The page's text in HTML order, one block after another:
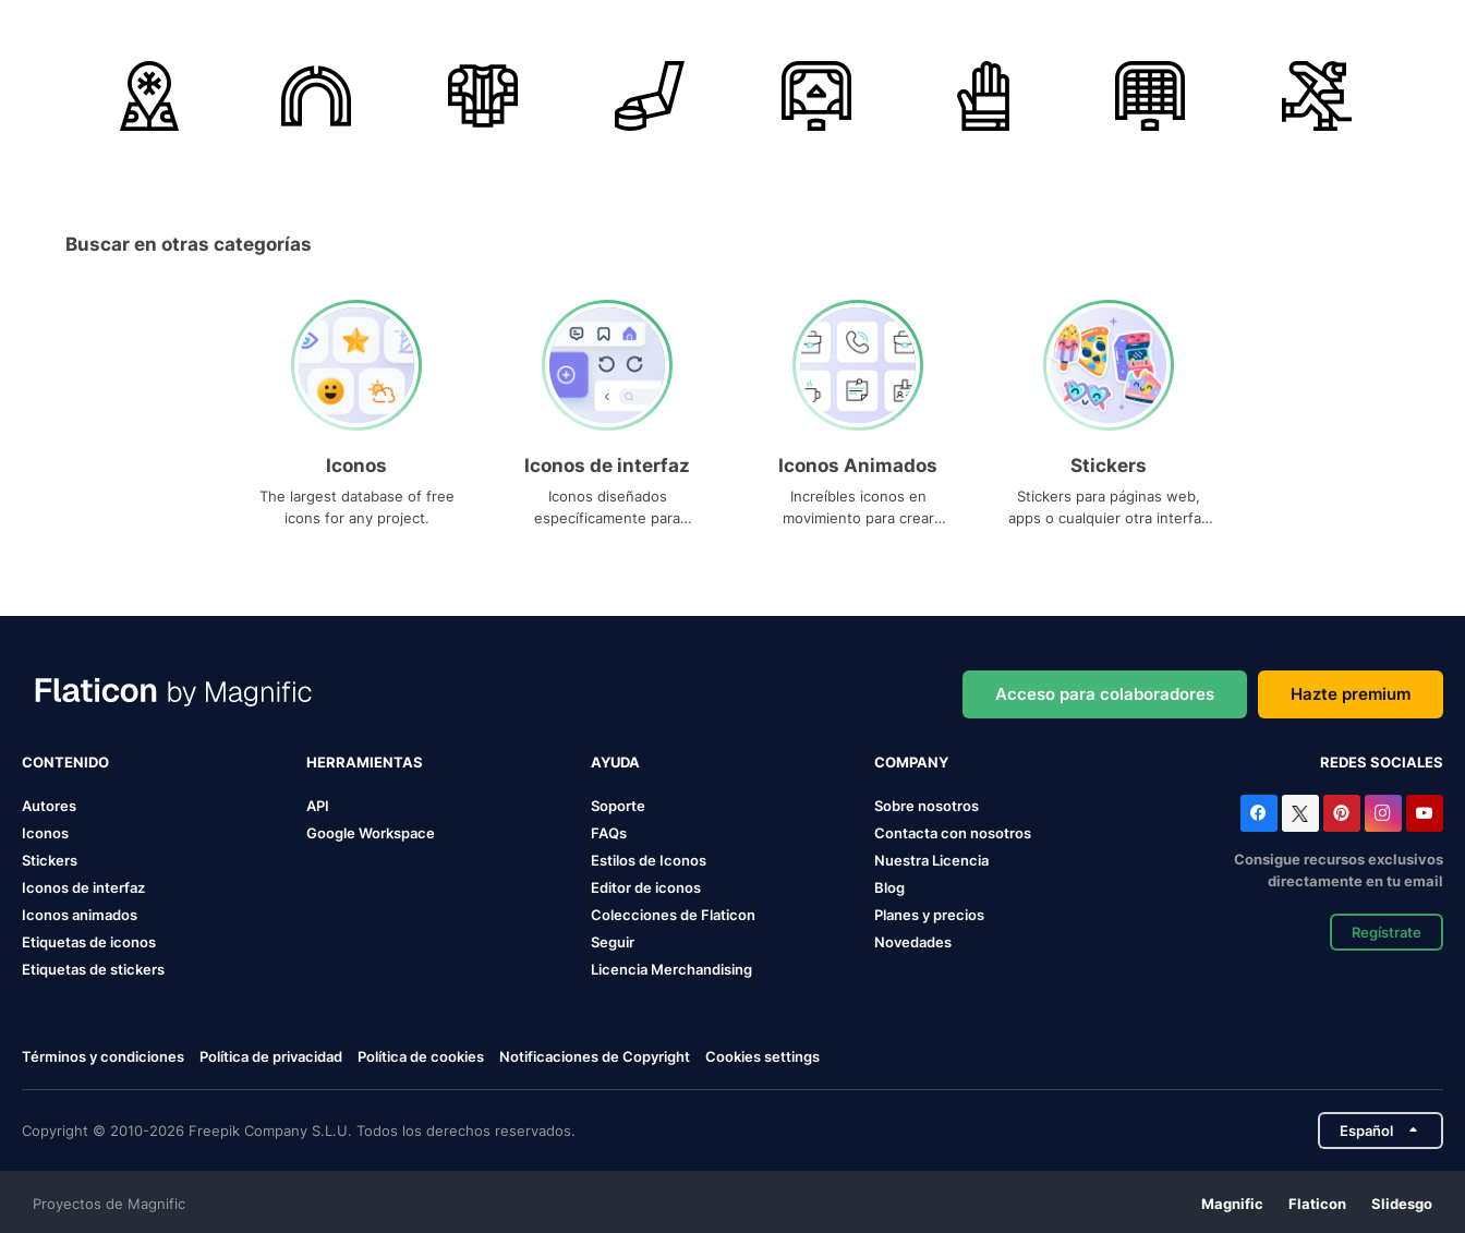
Buscar en otras categorías
Iconos
The largest database of free
icons for any project.
Iconos de interfaz
Iconos diseñados
específicamente para
Iconos Animados
Increíbles iconos en
movimiento para crear
Stickers
Stickers para páginas web,
apps o cualquier otra interfaz
Acceso para colaboradores Hazte premium
CONTENIDO
Autores
Iconos
Stickers
Iconos de interfaz
Iconos animados
Etiquetas de iconos
Etiquetas de stickers
HERRAMIENTAS
API
Google Workspace
AYUDA
Soporte
FAQs
Estilos de Iconos
Editor de iconos
Colecciones de Flaticon
Seguir
Licencia Merchandising
COMPANY
Sobre nosotros
Contacta con nosotros
Nuestra Licencia
Blog
Planes y precios
Novedades
REDES SOCIALES
Consigue recursos exclusivos
directamente en tu email
Regístrate
Términos y condiciones Política de privacidad Política de cookies Notificaciones de Copyright Cookies settings
Copyright © 2010-2026 Freepik Company S.L.U. Todos los derechos reservados. Español
Proyectos de Magnific Magnific Flaticon Slidesgo